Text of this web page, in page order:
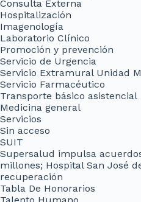
Consulta Externa
Hospitalización
Imagenología
Laboratorio Clínico
Promoción y prevención
Servicio de Urgencia
Servicio Extramural Unidad
Servicio Farmacéutico
Transporte básico asistencial
Medicina general
Servicios
Sin acceso
SUIT
Supersalud impulsa
millones; Hospital San José
recuperación
Tabla De Honorarios